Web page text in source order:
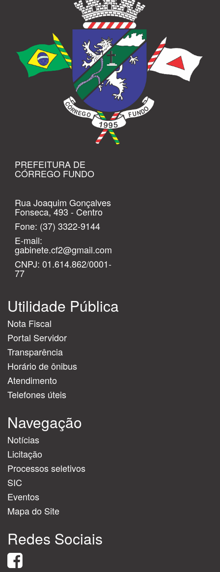
PREFEITURA DE
CÓRREGO FUNDO
Rua Joaquim Gonçalves
Fonseca, 493 - Centro
Fone: (37) 3322-9144
E-mail:
gabinete.cf2@gmail.com
CNPJ: 01.614.862/0001-
77
Utilidade Pública
Nota Fiscal
Portal Servidor
Transparência
Horário de ônibus
Atendimento
Telefones úteis
Navegação
Notícias
Licitação
Processos seletivos
SIC
Eventos
Mapa do Site
Redes Sociais